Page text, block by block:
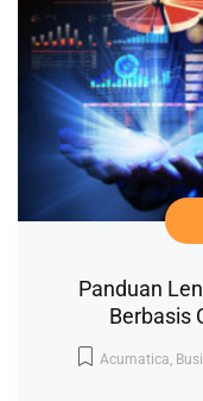
Panduan
Berbasis
Acumatica